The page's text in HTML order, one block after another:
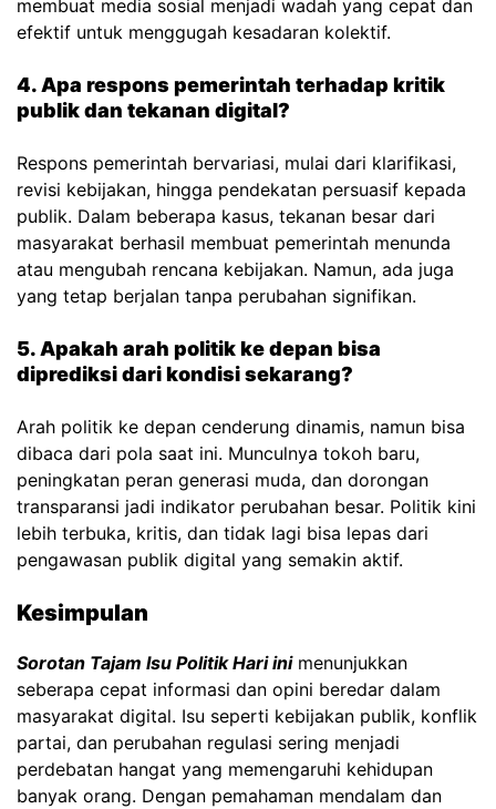
membuat media sosial menjadi wadah yang cepat dan
efektif untuk menggugah kesadaran kolektif.
4. Apa respons pemerintah terhadap kritik
publik dan tekanan digital?
Respons pemerintah bervariasi, mulai dari klarifikasi,
revisi kebijakan, hingga pendekatan persuasif kepada
publik. Dalam beberapa kasus, tekanan besar dari
masyarakat berhasil membuat pemerintah menunda
atau mengubah rencana kebijakan. Namun, ada juga
yang tetap berjalan tanpa perubahan signifikan.
5. Apakah arah politik ke depan bisa
diprediksi dari kondisi sekarang?
Arah politik ke depan cenderung dinamis, namun bisa
dibaca dari pola saat ini. Munculnya tokoh baru,
peningkatan peran generasi muda, dan dorongan
transparansi jadi indikator perubahan besar. Politik kini
lebih terbuka, kritis, dan tidak lagi bisa lepas dari
pengawasan publik digital yang semakin aktif.
Kesimpulan
Sorotan Tajam Isu Politik Hari ini menunjukkan
seberapa cepat informasi dan opini beredar dalam
masyarakat digital. Isu seperti kebijakan publik, konflik
partai, dan perubahan regulasi sering menjadi
perdebatan hangat yang memengaruhi kehidupan
banyak orang. Dengan pemahaman mendalam dan